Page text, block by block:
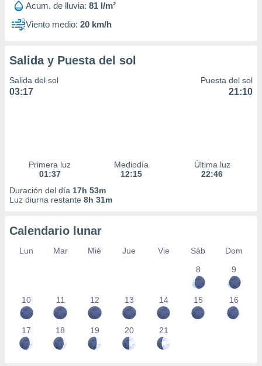
Acum. de lluvia: 81 l/m²
Viento medio: 20 km/h
Salida y Puesta del sol
Salida del sol
03:17
Puesta del sol
21:10
Primera luz
01:37
Mediodía
12:15
Última luz
22:46
Duración del día 17h 53m
Luz diurna restante 8h 31m
Calendario lunar
Lun Mar Mié Jue Vie Sáb
Dom
8
9
10 11 12 13 14 15 16
17 18 19 20 21